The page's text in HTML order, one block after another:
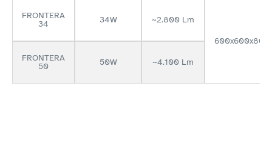
FRONTERA
34
34W ~2.800 Lm
600x600x80
FRONTERA
50
50W ~4.100 Lm